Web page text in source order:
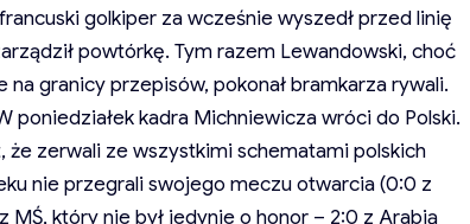
golkiper za wcześnie wyszedł przed linię
powtórkę. Tym razem Lewandowski, choć
granicy przepisów, pokonał bramkarza rywali.
poniedziałek kadra Michniewicza wróci do Polski.
że zerwali ze wszystkimi schematami polskich
nie przegrali swojego meczu otwarcia (0:0 z
który nie był jedynie o honor – 2:0 z Arabią